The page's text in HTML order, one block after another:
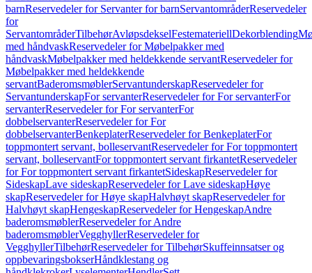
barnReservedeler for Servanter for barnServantområderReservedeler
for
ServantområderTilbehørAvløpsdekselFestemateriellDekorblending
med håndvaskReservedeler for Møbelpakker med
håndvaskMøbelpakker med heldekkende servantReservedeler for
Møbelpakker med heldekkende
servantBaderomsmøblerServantunderskapReservedeler for
ServantunderskapFor servanterReservedeler for For servanterFor
servanterReservedeler for For servanterFor
dobbelservanterReservedeler for For
dobbelservanterBenkeplaterReservedeler for BenkeplaterFor
toppmontert servant, bolleservantReservedeler for For toppmontert
servant, bolleservantFor toppmontert servant firkantetReservedeler
for For toppmontert servant firkantetSideskapReservedeler for
SideskapLave sideskapReservedeler for Lave sideskapHøye
skapReservedeler for Høye skapHalvhøyt skapReservedeler for
Halvhøyt skapHengeskapReservedeler for HengeskapAndre
baderomsmøblerReservedeler for Andre
baderomsmøblerVegghyllerReservedeler for
VegghyllerTilbehørReservedeler for TilbehørSkuffeinnsatser og
oppbevaringsbokserHåndklestang og